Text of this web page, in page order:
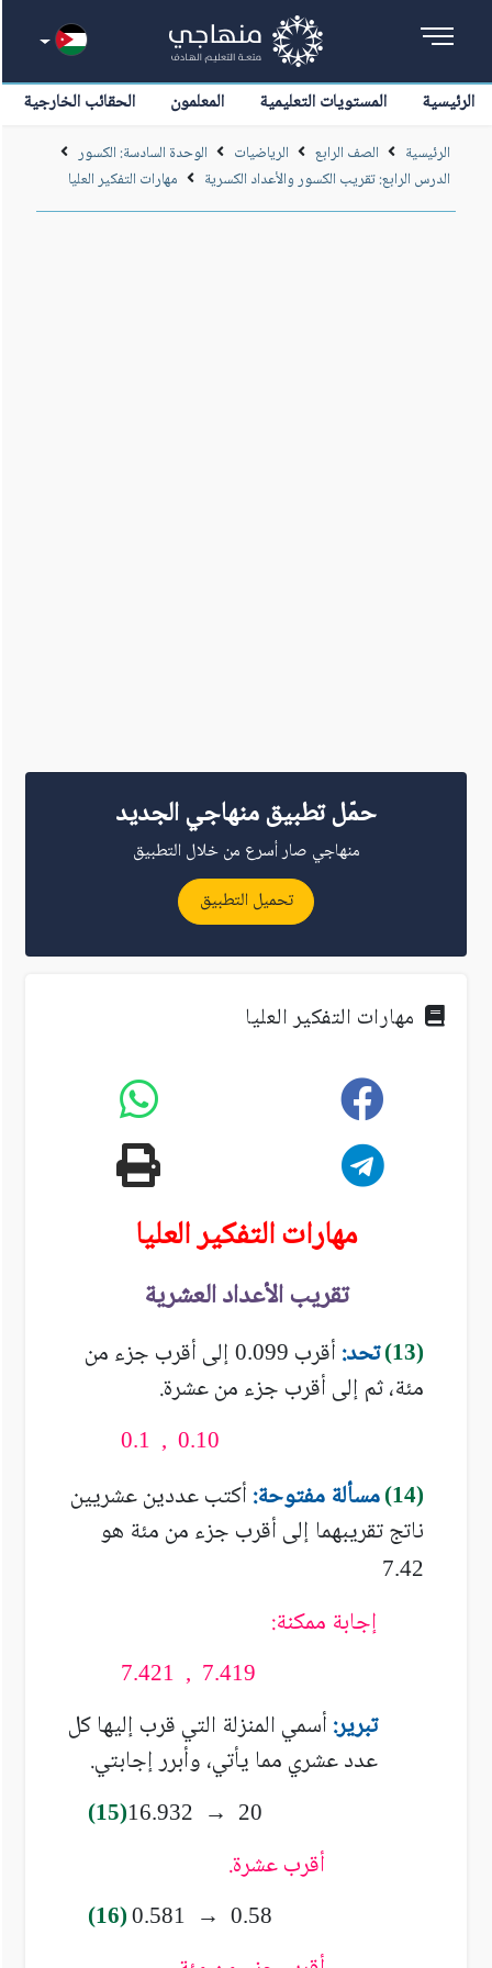
الرئيسية المستويات التعليمية المعلمون الحقائب الخارجية
الرئيسية الصف الرابع الرياضيات
الوحدة السادسة: الكسور
الدرس الرابع: تقريب الكسور والأعداد الكسرية
مهارات التفكير العليا
حمّل تطبيق منهاجي الجديد
منهاجي صار أسرع من خلال التطبيق
تحميل التطبيق
مهارات التفكير العليا
مهارات التفكير العليا
تقريب الأعداد العشرية
(13) تحد:أقرب 0.099 إلى أقرب جزء من
مئة، ثم إلى أقرب جزء من عشرة.
0.1 , 0.10
(14) مسألة مفتوحة:أكتب عددين عشريين
ناتج تقريبهما إلى أقرب جزء من مئة هو
7.42
إجابة ممكنة:
7.421 , 7.419
تبرير:أسمي المنزلة التي قرب إليها كل
عدد عشري مما يأتي، وأبرر إجابتي.
(15)16.932 → 20
أقرب عشرة.
(16) 0.581 → 0.58